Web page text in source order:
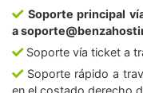
Soporte principal
a
Soporte vía ticket a
Soporte rápido a